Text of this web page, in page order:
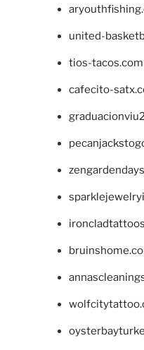
united-
tios-tacos.com
cafecito-